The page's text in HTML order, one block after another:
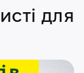
для